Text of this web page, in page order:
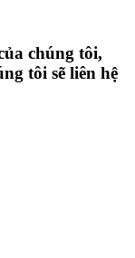
chúng tôi,
tôi sẽ liên hệ